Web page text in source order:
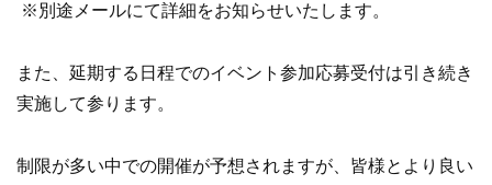
※別途メールにて詳細をお知らせいたします。
また、延期する日程でのイベント参加応募受付は引き続き
実施して参ります。
制限が多い中での開催が予想されますが、皆様とより良い